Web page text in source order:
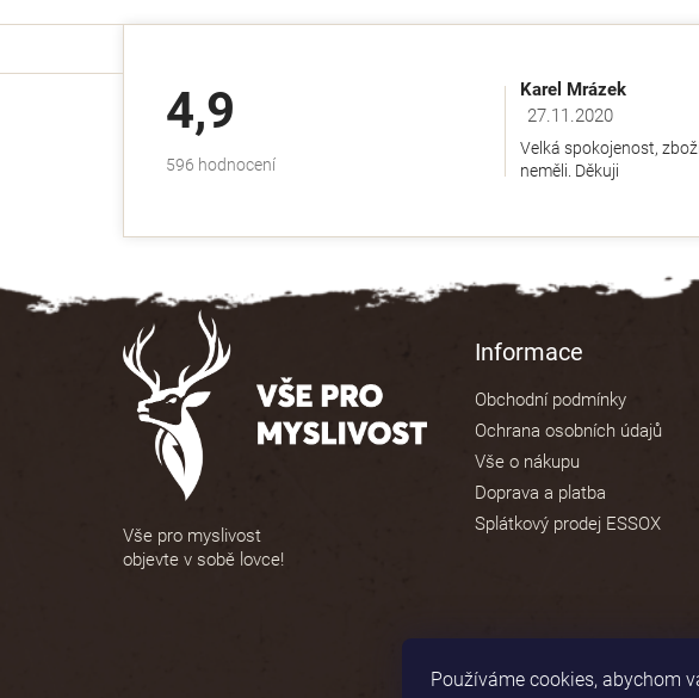
Používáme cookies, abychom
4,9
Průměrné
5
hvězdiček.
596 hodnocení
Karel Mrázek
Hodnocení obchodu je 5
27.11.2020
Velká spokojenost,
neměli. Děkuji
Vše pro myslivost
objevte v sobě lovce!
Informace
Obchodní podmínky
Ochrana osobních údajů
Vše o nákupu
Doprava a platba
Splátkový prodej ESSOX